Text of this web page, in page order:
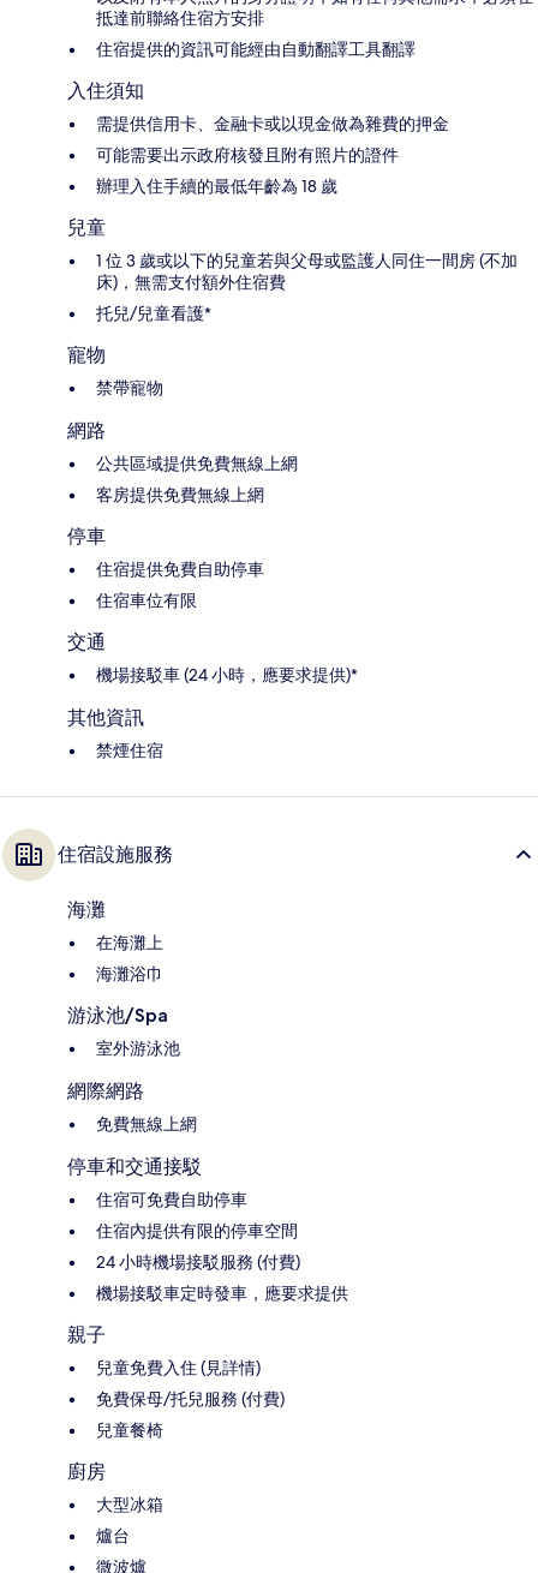
抵達前聯絡住宿方安排
住宿提供的資訊可能經由自動翻譯工具翻譯
入住須知
需提供信用卡、金融卡或以現金做為雜費的押金
可能需要出示政府核發且附有照片的證件
辦理入住手續的最低年齡為 18 歲
兒童
1 位 3 歲或以下的兒童若與父母或監護人同住一間房 (不加
床)，無需支付額外住宿費
托兒/兒童看護*
寵物
禁帶寵物
網路
公共區域提供免費無線上網
客房提供免費無線上網
停車
住宿提供免費自助停車
住宿車位有限
交通
機場接駁車 (24 小時，應要求提供)*
其他資訊
禁煙住宿
住宿設施服務
海灘
在海灘上
海灘浴巾
游泳池/Spa
室外游泳池
網際網路
免費無線上網
停車和交通接駁
住宿可免費自助停車
住宿內提供有限的停車空間
24 小時機場接駁服務 (付費)
機場接駁車定時發車，應要求提供
親子
兒童免費入住 (見詳情)
免費保母/托兒服務 (付費)
兒童餐椅
廚房
大型冰箱
爐台
微波爐